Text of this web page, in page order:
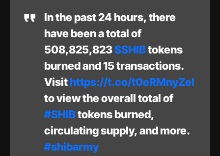
In the past 24 hours, there
have been a total of
508,825,823$SHIBtokens
burned and 15 transactions.
Visithttps://t.co/t0eRMnyZel
to view the overall total of
#SHIBtokens burned,
circulating supply, and more.
#shibarmy